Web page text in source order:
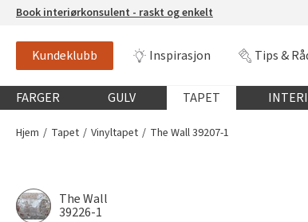
Book interiørkonsulent - raskt og enkelt
Kundeklubb Inspirasjon Tips &
Globalnavigasjon mobil
FARGER GULV TAPET
Hjem Tapet Vinyltapet The Wall 39207-1
The Wall
39226-1